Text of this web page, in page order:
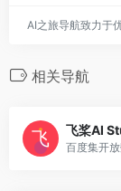
AI之旅导航致力于
相关导航
飞桨AI